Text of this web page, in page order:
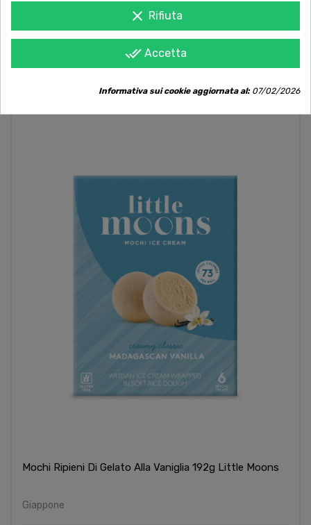
POTREBBE PIACERTI ANCHE
Mochi Ripieni Di Gelato Alla Vaniglia 192g Little Moons
Giappone
clear Rifiuta
done_all Accetta
Informativa sui cookie aggiornata al:07/02/2026